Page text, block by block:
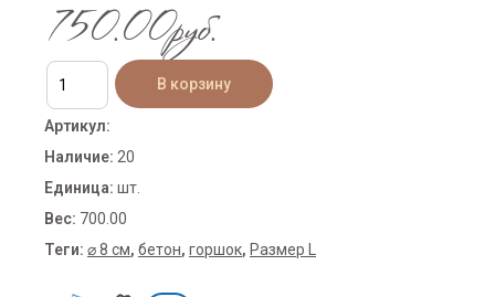
750.00руб.
Артикул:
Наличие: 20
Единица: шт.
Вес: 700.00
Теги: ⌀ 8 см, бетон, горшок, Размер L